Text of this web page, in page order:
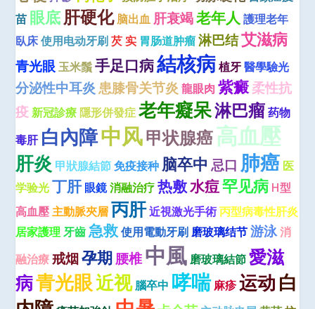
苗 眼底肝硬化 脑出血 肝衰竭老年人 護理老年
臥床 使用电动牙刷 芡 实 胃肠道肿瘤 淋巴结艾滋病
青光眼 玉米鬚 手足口病結核病 植牙 醫學驗光
分泌性中耳炎患膝骨关节炎 龍眼肉 紫癜柔性抗
疫 新冠診療 隱形併發症 老年癡呆淋巴瘤 药物
毒肝 白內障中风甲状腺癌高血壓
肝炎 甲狀腺結節 免疫接种 脑卒中 忌口 肺癌 医
学验光 丁肝 眼鏡消融治疗 热敷水痘罕见病 H型
高血壓 主動脈夾層 丙肝近視激光手術 丙型病毒性肝炎
居家護理 牙齒 急救 使用電動牙刷 磨玻璃结节 游泳消
融治療 戒烟孕期腰椎中風 磨玻璃結節 愛滋
病青光眼近视 腦卒中 哮喘 麻疹运动白